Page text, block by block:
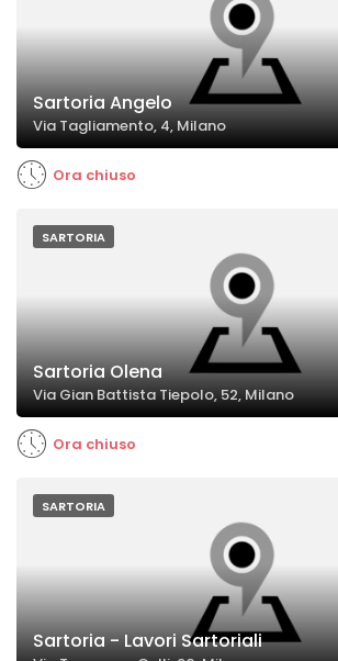
Sartoria Angelo
Via Tagliamento, 4, Milano
Ora chiuso
SARTORIA
Sartoria Olena
Via Gian Battista Tiepolo, 52, Milano
Ora chiuso
SARTORIA
Sartoria - Lavori Sartoriali